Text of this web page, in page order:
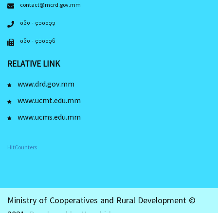
contact@mcrd.gov.mm
၀၆၇ - ၄၁၀၀၃၃
၀၆၇ - ၄၁၀၀၃၆
RELATIVE LINK
www.drd.gov.mm
www.ucmt.edu.mm
www.ucms.edu.mm
HitCounters
Ministry of Cooperatives and Rural Development ©